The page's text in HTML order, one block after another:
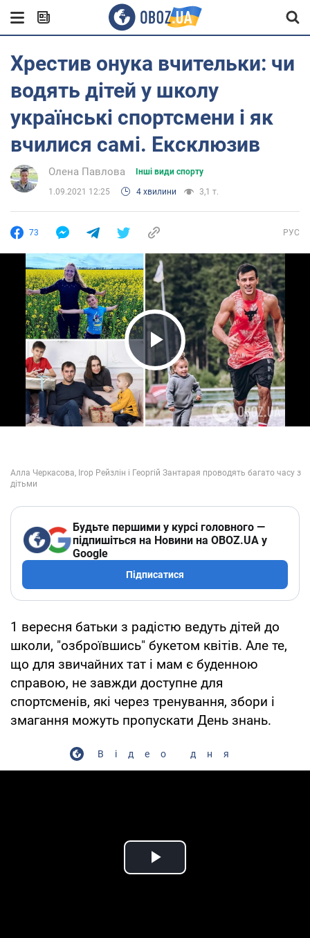
Хрестив онука вчительки: чи
водять дітей у школу
українські спортсмени і як
вчилися самі. Ексклюзив
Олена Павлова Інші види спорту
1.09.2021 12:25 4 хвилини 3,1 т.
73 РУС
Play Video
Будьте першими у курсі головного —
підпишіться на Новини на OBOZ.UA у
Google
Підписатися
1 вересня батьки з радістю ведуть дітей до
школи, "озброївшись" букетом квітів. Але те,
що для звичайних тат і мам є буденною
справою, не завжди доступне для
спортсменів, які через тренування, збори і
змагання можуть пропускати День знань.
Відео дня
Play Video